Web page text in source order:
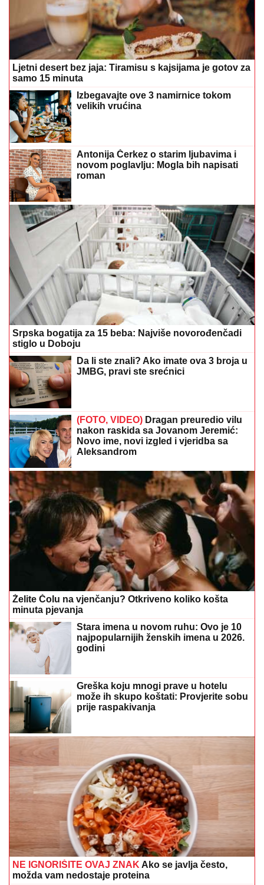
Ljetni desert bez jaja: Tiramisu s kajsijama je gotov za
samo 15 minuta
Izbegavajte ove 3 namirnice tokom
velikih vrućina
Antonija Čerkez o starim ljubavima i
novom poglavlju: Mogla bih napisati
roman
Srpska bogatija za 15 beba: Najviše novorođenčadi
stiglo u Doboju
Da li ste znali? Ako imate ova 3 broja u
JMBG, pravi ste srećnici
(FOTO, VIDEO) Dragan preuredio vilu
nakon raskida sa Jovanom Jeremić:
Novo ime, novi izgled i vjeridba sa
Aleksandrom
Želite Čolu na vjenčanju? Otkriveno koliko košta
minuta pjevanja
Stara imena u novom ruhu: Ovo je 10
najpopularnijih ženskih imena u 2026.
godini
Greška koju mnogi prave u hotelu
može ih skupo koštati: Provjerite sobu
prije raspakivanja
NE IGNORIŠITE OVAJ ZNAK Ako se javlja često,
možda vam nedostaje proteina